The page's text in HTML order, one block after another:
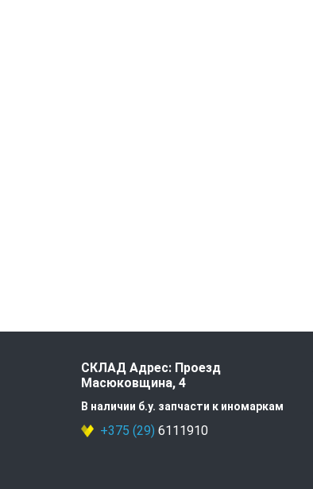
СКЛАД Адрес: Проезд
Масюковщина, 4
В наличии б.у. запчасти к иномаркам
+375 (29) 6111910